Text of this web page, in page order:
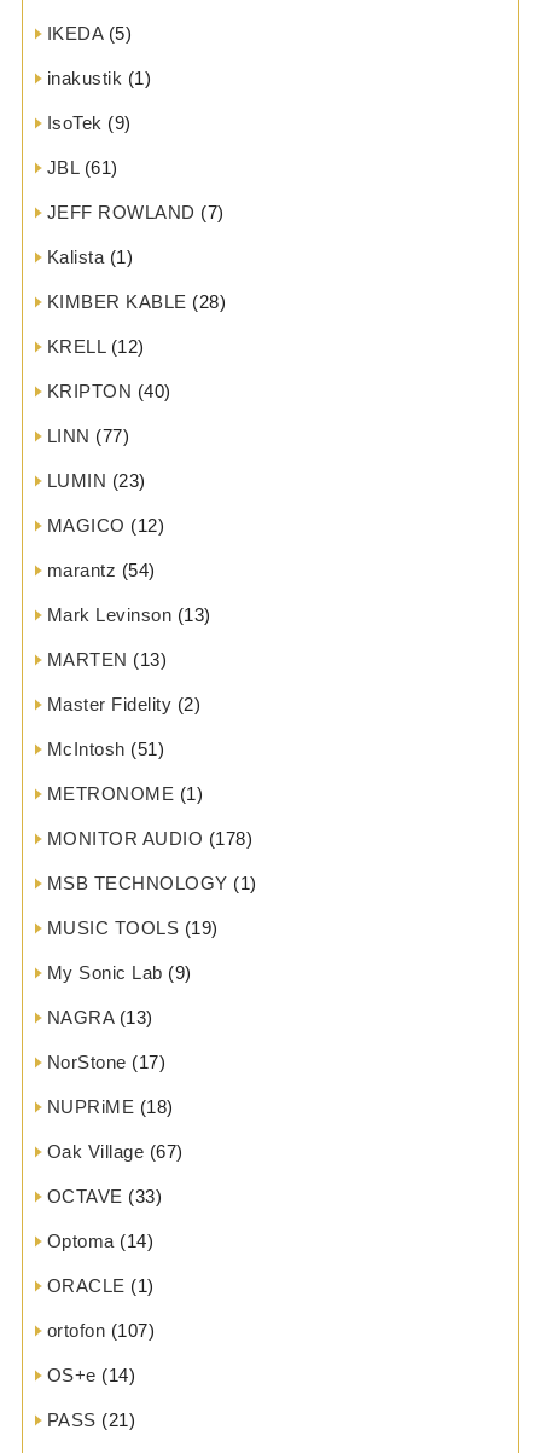
IKEDA(5)
inakustik (1)
IsoTek (9)
JBL(61)
JEFF ROWLAND (7)
Kalista (1)
KIMBER KABLE (28)
KRELL(12)
KRIPTON (40)
LINN (77)
LUMIN (23)
MAGICO (12)
marantz (54)
Mark Levinson (13)
MARTEN (13)
Master Fidelity (2)
McIntosh (51)
METRONOME (1)
MONITOR AUDIO (178)
MSB TECHNOLOGY (1)
MUSIC TOOLS (19)
My Sonic Lab (9)
NAGRA(13)
NorStone (17)
NUPRiME (18)
Oak Village (67)
OCTAVE (33)
Optoma (14)
ORACLE (1)
ortofon (107)
OS+e (14)
PASS (21)